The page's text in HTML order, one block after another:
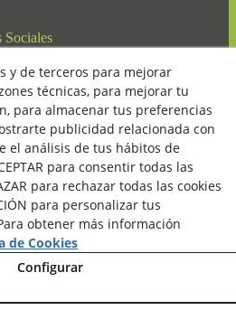
Sociales
y de terceros para mejorar
técnicas, para mejorar tu
para almacenar tus preferencias
publicidad relacionada con
el análisis de tus hábitos de
para consentir todas las
para rechazar todas las cookies
para personalizar tus
obtener más información
de Cookies
Configurar